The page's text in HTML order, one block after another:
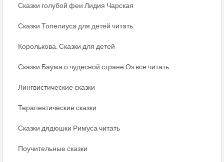
Сказки голубой феи Лидия Чарская
Сказки Топелиуса для детей читать
Королькова. Сказки для детей
Сказки Баума о чудесной стране Оз все читать
Лингвистические сказки
Терапевтические сказки
Сказки дядюшки Римуса читать
Поучительные сказки